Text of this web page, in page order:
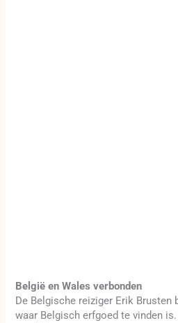
België en Wales verbonden
De Belgische reiziger Erik Brusten
waar Belgisch erfgoed te vinden